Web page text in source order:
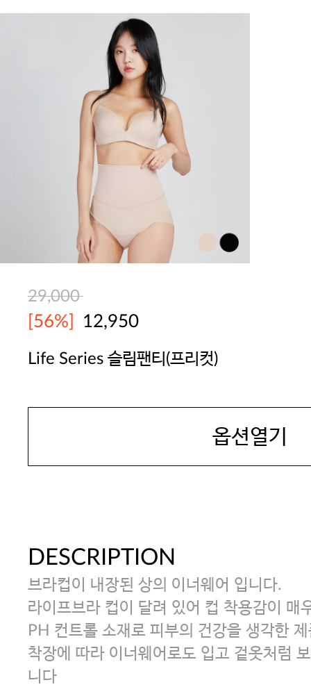
[썸머블프] 1만원 할인 쿠폰(8.1~31)
[썸머블프] 2만원 할인 쿠폰(8.1~31)
29,000
[56%] 12,950
Life Series 슬림팬티(프리컷)
옵션열기
DESCRIPTION
브라컵이 내장된 상의 이너웨어 입니다.
라이프브라 컵이 달려 있어 컵 착용감이 매
PH 컨트롤 소재로 피부의 건강을 생각한
착장에 따라 이너웨어로도 입고 겉옷처럼
니다